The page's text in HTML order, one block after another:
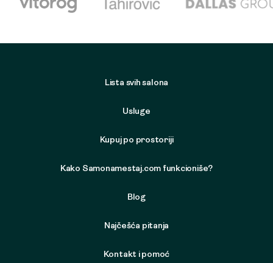
Lista svih salona
Usluge
Kupuj po prostoriji
Kako Samonamestaj.com funkcioniše?
Blog
Najčešća pitanja
Kontakt i pomoć